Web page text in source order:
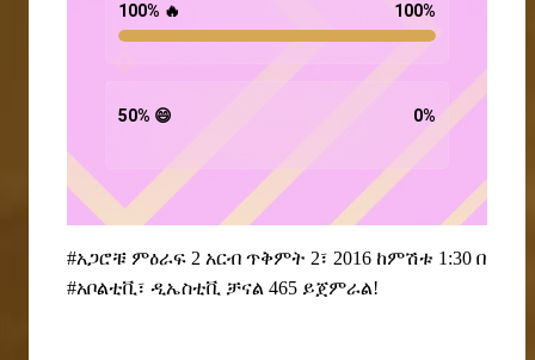
100% 🔥 100%
50% 😄 0%
#አጋሮቹ ምዕራፍ 2 አርብ ጥቅምት 2፣ 2016 ከምሽቱ 1:30 በ
#አቦልቲቪ፣ ዲኤስቲቪ ቻናል 465 ይጀምራል!